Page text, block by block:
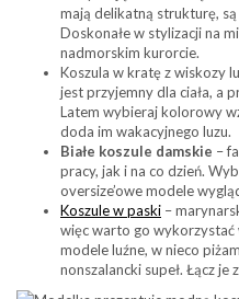
mają delikatną strukturę,
Doskonałe w stylizacji na
nadmorskim kurorcie.
Koszula w kratę z wiskozy
jest przyjemny dla ciała, a
Latem wybieraj kolorowy
doda im wakacyjnego luzu.
Białe koszule damskie –
pracy, jak i na co dzień.
oversize’owe modele
Koszule w paski –
więc warto go wykorzystać
modele luźne, w nieco
nonszalancki supeł. Łącz